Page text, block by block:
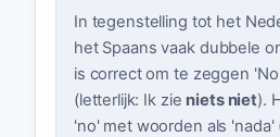
In tegenstelling tot het
het Spaans vaak dubbele
is correct om te zeggen
(letterlijk: Ik zie niets niet).
'no' met woorden als